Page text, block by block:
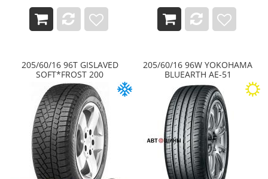
Алтайшина
АШК
Белшина
Нижнекамск
Омскшина
ОШЗ
ОШЗ TYREX CRG
ЦМК Ярославль
Ярославский ШЗ
205/60/16 96T GISLAVED
SOFT*FROST 200
205/60/16 96W YOKOHAMA
BLUEARTH AE-51